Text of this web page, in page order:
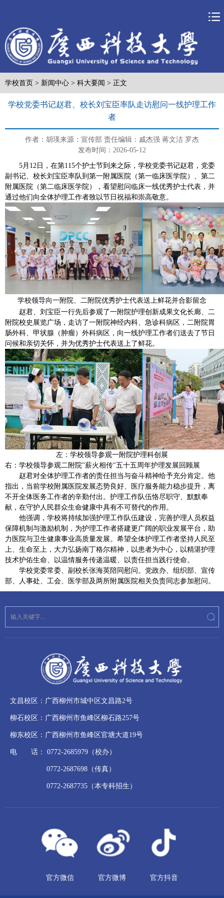
学校首页 > 新闻中心 > 科大要闻 > 正文
学校党委书记赵君、校长刘宝臣率队走访慰问一线护理工作
者
作者：胡瑛来源：宣传部 责任编辑：戚杰强 蒋文洁 罗杰
发布时间：2026-05-12
5月12日，在第115个护士节到来之际，学校党委书记赵君，党委
副书记、校长刘宝臣率队到第一附属医院（第一临床医学院）、第二
附属医院（第二临床医学院），看望慰问临床一线优秀护士代表，并
通过他们向全体护理工作者致以节日祝福和崇高敬意。
学校领导向一附院、二附院优秀护士代表送上鲜花并合影留念
赵君、刘宝臣一行先后参观了一附院护理创新成果文化长廊、二
附院校史展览广场，走访了一附院神经内科、急诊科病区，二附院胃
肠外科、甲状腺（肿瘤）外科病区，向一线护理工作者们送去了节日
问候和亲切关怀，并为优秀护士代表送上了鲜花。
左：学校领导参观一附院护理科创展
右：学校领导参观二附院"薪火相传"五十五周年护理发展回顾展
赵君对全体护理工作者的责任担当与奋斗精神给予充分肯定。他
指出，当前学校附属医院发展态势良好、医疗服务能力稳步提升，离
不开全体医务工作者的辛勤付出。护理工作队伍恪尽职守、默默奉
献，在守护人民群众生命健康中具有不可替代的作用。
他强调，学校将持续加强护理工作队伍建设，完善护理人员权益
保障机制与激励机制，为护理工作者搭建更广阔的职业发展平台，助
力医院与卫生健康事业高质量发展。希望全体护理工作者坚持人民至
上、生命至上，大力弘扬南丁格尔精神，以患者为中心，以精湛护理
技术护佑生命、以温情服务传递温暖、以责任担当践行使命。
学校党委常委、副校长张海英陪同慰问。党政办、组织部、宣传
部、人事处、工会、医学部及两所附属医院相关负责同志参加慰问。
文昌校区：广西柳州市城中区文昌路2号
柳石校区：广西柳州市鱼峰区柳石路257号
柳东校区：广西柳州市鱼峰区官塘大道19号
电 话： 0772-2685979（校办）
0772-2687698（传真）
0772-2687735（本专科招生）
官方微信 官方微博 官方抖音